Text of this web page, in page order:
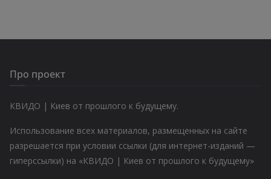
Про проект
КВИДО | Киев от прошлого к будущему.
Использование всех материалов, размещенных на сайте
разрешается при условии ссылки (для интернет-изданий —
гиперссылки) на «КВИДО | Киев от прошлого к будущему»